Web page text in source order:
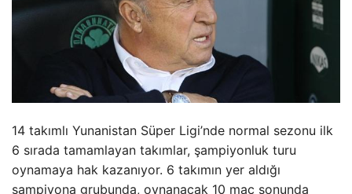
14 takımlı Yunanistan Süper Ligi’nde normal sezonu ilk
6 sırada tamamlayan takımlar, şampiyonluk turu
oynamaya hak kazanıyor. 6 takımın yer aldığı
şampiyona grubunda, oynanacak 10 maç sonunda